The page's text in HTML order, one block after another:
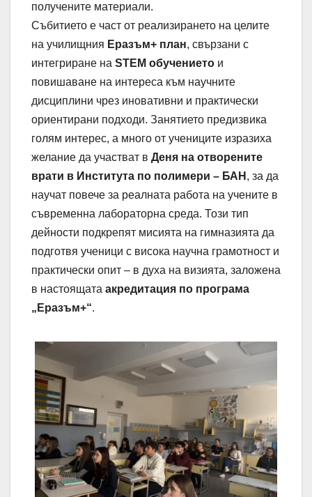
получените материали.
Събитието е част от реализирането на целите
на училищния Еразъм+ план, свързани с
интегриране на STEM обучението и
повишаване на интереса към научните
дисциплини чрез иновативни и практически
ориентирани подходи. Занятието предизвика
голям интерес, а много от учениците изразиха
желание да участват в Деня на отворените
врати в Института по полимери – БАН , за да
научат повече за реалната работа на учените в
съвременна лабораторна среда. Този тип
дейности подкрепят мисията на гимназията да
подготвя ученици с висока научна грамотност и
практически опит – в духа на визията, заложена
в настоящата акредитация по програма
„Еразъм+“.